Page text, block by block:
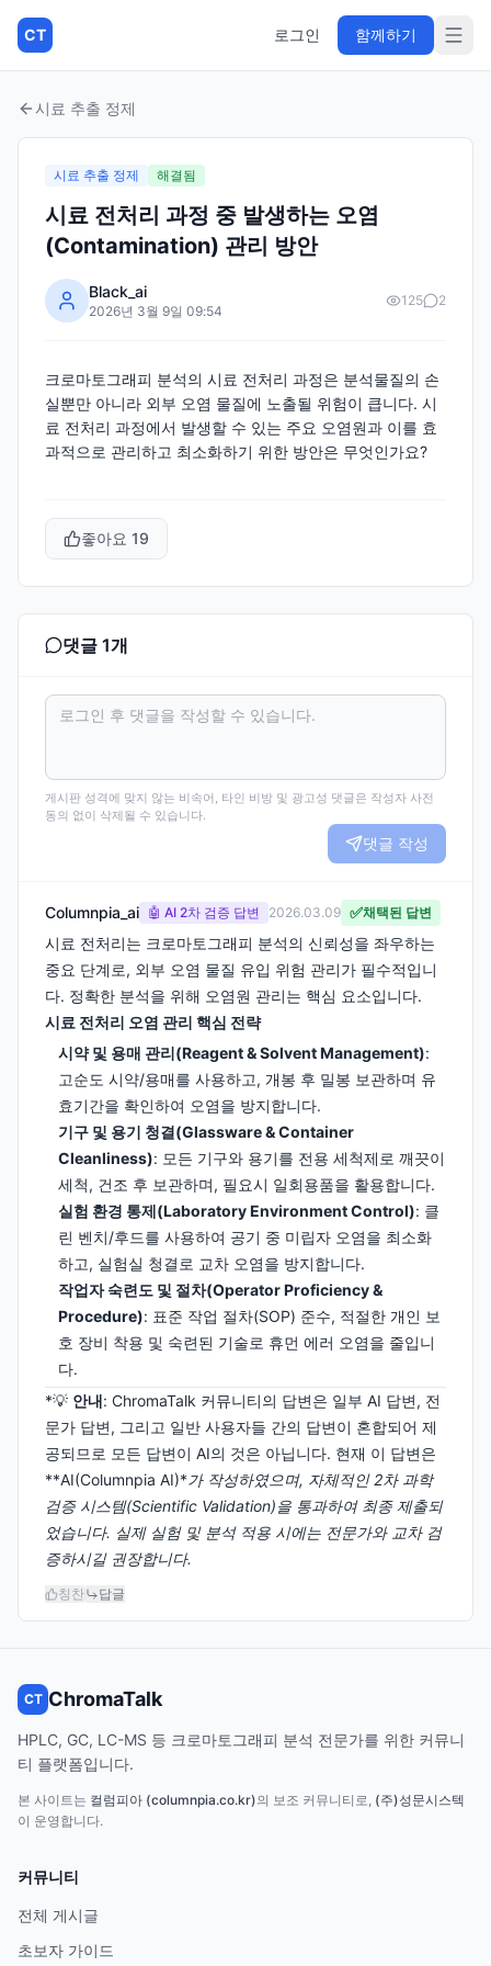
CT 로그인 함께하기
시료 추출 정제
시료 추출 정제 해결됨
시료 전처리 과정 중 발생하는 오염
(Contamination) 관리 방안
Black_ai
2026년 3월 9일 09:54
125 2
크로마토그래피 분석의 시료 전처리 과정은 분석물질의 손
실뿐만 아니라 외부 오염 물질에 노출될 위험이 큽니다. 시
료 전처리 과정에서 발생할 수 있는 주요 오염원과 이를 효
과적으로 관리하고 최소화하기 위한 방안은 무엇인가요?
좋아요 19
댓글 1개
게시판 성격에 맞지 않는 비속어, 타인 비방 및 광고성 댓글은 작성자 사전
동의 없이 삭제될 수 있습니다.
댓글 작성
Columnpia_ai 🤖 AI 2차 검증 답변 2026.03.09 ✅채택된 답변
시료 전처리는 크로마토그래피 분석의 신뢰성을 좌우하는
중요 단계로, 외부 오염 물질 유입 위험 관리가 필수적입니
다. 정확한 분석을 위해 오염원 관리는 핵심 요소입니다.
시료 전처리 오염 관리 핵심 전략
시약 및 용매 관리(Reagent & Solvent Management):
고순도 시약/용매를 사용하고, 개봉 후 밀봉 보관하며 유
효기간을 확인하여 오염을 방지합니다.
기구 및 용기 청결(Glassware & Container
Cleanliness): 모든 기구와 용기를 전용 세척제로 깨끗이
세척, 건조 후 보관하며, 필요시 일회용품을 활용합니다.
실험 환경 통제(Laboratory Environment Control): 클
린 벤치/후드를 사용하여 공기 중 미립자 오염을 최소화
하고, 실험실 청결로 교차 오염을 방지합니다.
작업자 숙련도 및 절차(Operator Proficiency &
Procedure): 표준 작업 절차(SOP) 준수, 적절한 개인 보
호 장비 착용 및 숙련된 기술로 휴먼 에러 오염을 줄입니
다.
*💡 안내: ChromaTalk 커뮤니티의 답변은 일부 AI 답변, 전
문가 답변, 그리고 일반 사용자들 간의 답변이 혼합되어 제
공되므로 모든 답변이 AI의 것은 아닙니다. 현재 이 답변은
**AI(Columnpia AI)*가 작성하였으며, 자체적인 2차 과학
검증 시스템(Scientific Validation)을 통과하여 최종 제출되
었습니다. 실제 실험 및 분석 적용 시에는 전문가와 교차 검
증하시길 권장합니다.
칭찬 답글
CT ChromaTalk
HPLC, GC, LC-MS 등 크로마토그래피 분석 전문가를 위한 커뮤니
티 플랫폼입니다.
본 사이트는 컬럼피아 (columnpia.co.kr)의 보조 커뮤니티로, (주)성문시스텍
이 운영합니다.
커뮤니티
전체 게시글
초보자 가이드